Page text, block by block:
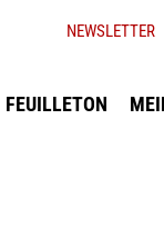
FEUILLETON
NEWSLETTER